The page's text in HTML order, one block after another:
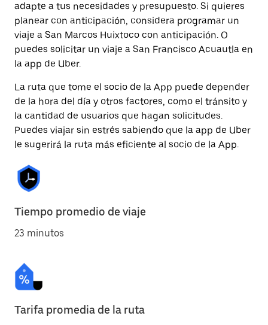
adapte a tus necesidades y presupuesto. Si quieres
planear con anticipación, considera programar un
viaje a San Marcos Huixtoco con anticipación. O
puedes solicitar un viaje a San Francisco Acuautla en
la app de Uber.
La ruta que tome el socio de la App puede depender
de la hora del día y otros factores, como el tránsito y
la cantidad de usuarios que hagan solicitudes.
Puedes viajar sin estrés sabiendo que la app de Uber
le sugerirá la ruta más eficiente al socio de la App.
Tiempo promedio de viaje
23 minutos
Tarifa promedia de la ruta